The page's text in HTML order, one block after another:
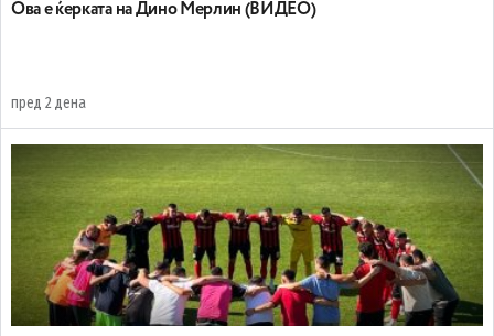
Oва е ќерката на Дино Мерлин (ВИДЕО)
пред 2 дена